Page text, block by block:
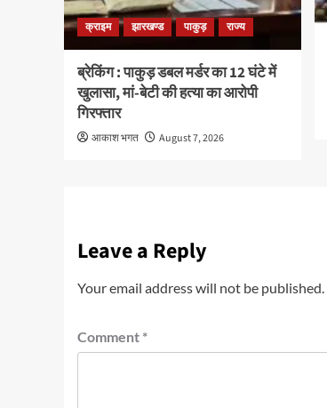
क्राइम झारखण्ड पाकुड़ राज्य
ब्रेकिंग : पाकुड़ डबल मर्डर का 12 घंटे में
खुलासा, मां-बेटी की हत्या का आरोपी
गिरफ्तार
आकाश भगत August 7, 2026
Leave a Reply
Your email address will not be published.
Comment *